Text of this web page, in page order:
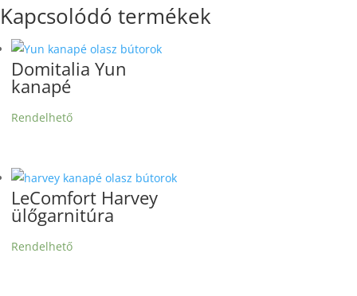
Kapcsolódó termékek
Domitalia Yun
kanapé
Rendelhető
LeComfort Harvey
ülőgarnitúra
Rendelhető